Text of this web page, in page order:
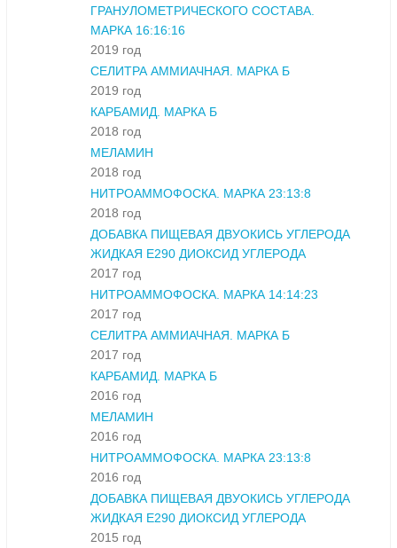
ГРАНУЛОМЕТРИЧЕСКОГО СОСТАВА.
МАРКА 16:16:16
2019 год
СЕЛИТРА АММИАЧНАЯ. МАРКА Б
2019 год
КАРБАМИД. МАРКА Б
2018 год
МЕЛАМИН
2018 год
НИТРОАММОФОСКА. МАРКА 23:13:8
2018 год
ДОБАВКА ПИЩЕВАЯ ДВУОКИСЬ УГЛЕРОДА
ЖИДКАЯ Е290 ДИОКСИД УГЛЕРОДА
2017 год
НИТРОАММОФОСКА. МАРКА 14:14:23
2017 год
СЕЛИТРА АММИАЧНАЯ. МАРКА Б
2017 год
КАРБАМИД. МАРКА Б
2016 год
МЕЛАМИН
2016 год
НИТРОАММОФОСКА. МАРКА 23:13:8
2016 год
ДОБАВКА ПИЩЕВАЯ ДВУОКИСЬ УГЛЕРОДА
ЖИДКАЯ Е290 ДИОКСИД УГЛЕРОДА
2015 год